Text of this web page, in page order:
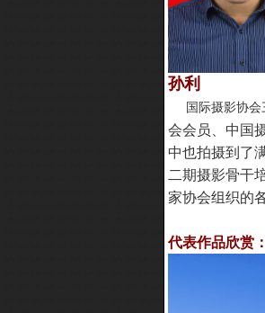
孙利
国际摄影协会
会会员、中国
中也拍摄到了
二期摄影骨干
家协会组织的
代表作品欣赏：